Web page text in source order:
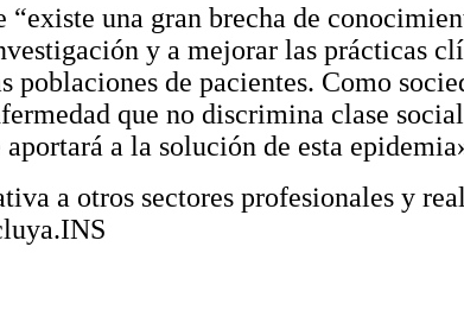
una gran brecha de
y a mejorar las prácticas
poblaciones de pacientes. Como
que no discrimina clase
a la solución de esta
a otros sectores profesionales y